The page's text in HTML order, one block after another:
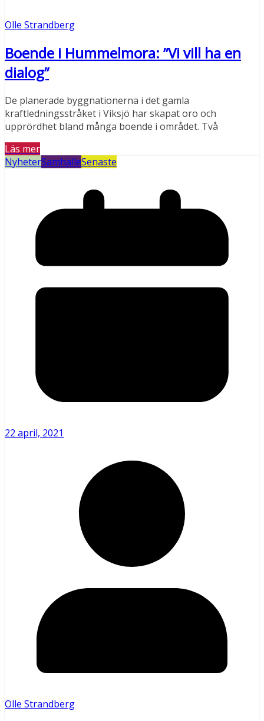
Olle Strandberg
Boende i Hummelmora: ”Vi vill ha en
dialog”
De planerade byggnationerna i det gamla
kraftledningsstråket i Viksjö har skapat oro och
upprördhet bland många boende i området. Två
Läs mer
NyheterSamhälleSenaste
22 april, 2021
Olle Strandberg